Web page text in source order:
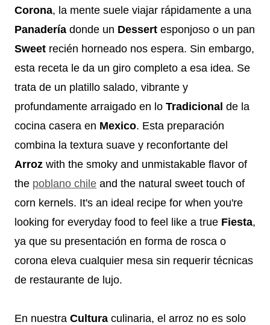
Corona, la mente suele viajar rápidamente a una
Panadería donde un Dessert esponjoso o un pan
Sweet recién horneado nos espera. Sin embargo,
esta receta le da un giro completo a esa idea. Se
trata de un platillo salado, vibrante y
profundamente arraigado en lo Tradicional de la
cocina casera en Mexico. Esta preparación
combina la textura suave y reconfortante del
Arroz with the smoky and unmistakable flavor of
the poblano chile and the natural sweet touch of
corn kernels. It's an ideal recipe for when you're
looking for everyday food to feel like a true Fiesta,
ya que su presentación en forma de rosca o
corona eleva cualquier mesa sin requerir técnicas
de restaurante de lujo.
En nuestra Cultura culinaria, el arroz no es solo